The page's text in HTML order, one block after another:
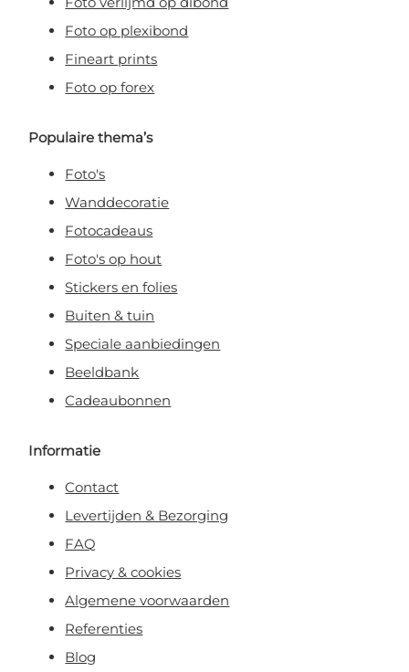
Foto op plexibond
Fineart prints
Foto op forex
Populaire thema’s
Foto's
Wanddecoratie
Fotocadeaus
Foto's op hout
Stickers en folies
Buiten & tuin
Speciale aanbiedingen
Beeldbank
Cadeaubonnen
Informatie
Contact
Levertijden & Bezorging
FAQ
Privacy & cookies
Algemene voorwaarden
Referenties
Blog